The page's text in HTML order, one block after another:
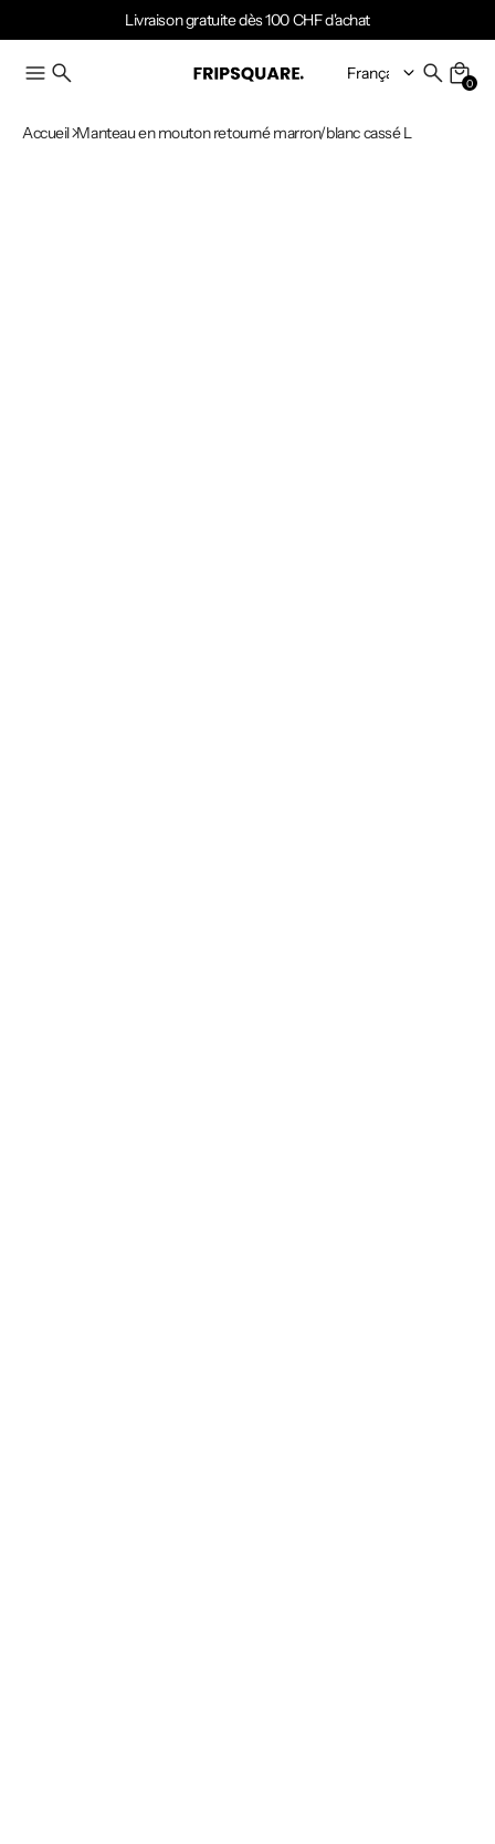
Livraison gratuite dès 100 CHF d'achat
0
Accueil Manteau en mouton retourné marron/blanc cassé L